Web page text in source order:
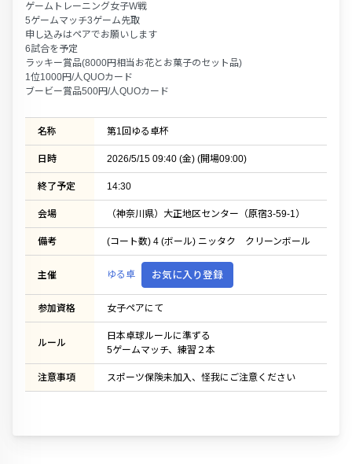
ゲームトレーニング女子W戦
5ゲームマッチ3ゲーム先取
申し込みはペアでお願いします
6試合を予定
ラッキー賞品(8000円相当お花とお菓子のセット品)
1位1000円/人QUOカード
ブービー賞品500円/人QUOカード
名称 第1回ゆる卓杯
日時 2026/5/15 09:40 (金) (開場09:00)
終了予定 14:30
会場 （神奈川県）大正地区センター（原宿3-59-1）
備考 (コート数) 4 (ボール) ニッタク クリーンボール
主催 ゆる卓 お気に入り登録
参加資格 女子ペアにて
ルール
日本卓球ルールに準ずる
5ゲームマッチ、練習２本
注意事項 スポーツ保険未加入、怪我にご注意ください